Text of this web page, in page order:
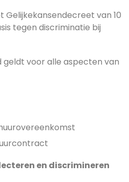
van 10
tegen discriminatie bij
voor alle aspecten van
en discrimineren